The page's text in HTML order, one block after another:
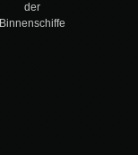
der
Binnenschiffe